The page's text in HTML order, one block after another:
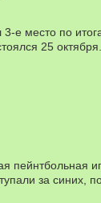
е место по
25 октября.
пейнтбольная
за синих,